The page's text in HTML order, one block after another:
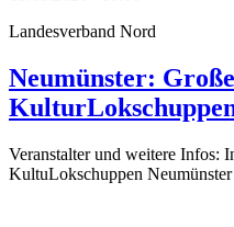
Landesverband Nord
Neumünster:
Veranstalter und weitere Infos:
KultuLokschuppen Neumünster